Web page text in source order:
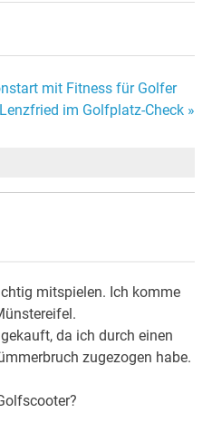
mit Fitness für Golfer
im Golfplatz-Check »
mitspielen. Ich komme
da ich durch einen
zugezogen habe.